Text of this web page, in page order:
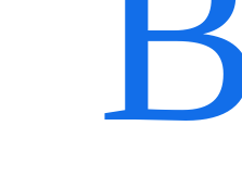
{{ featureTitle }}